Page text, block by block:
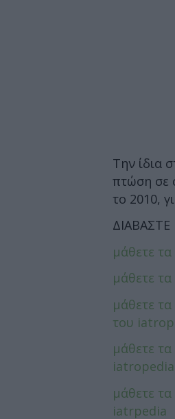
Την ίδια
πτώση σε
το 2010,
ΔΙΑΒΑΣΤΕ
μάθετε
μάθετε
μάθετε
του
μάθετε
iatropedia
μάθετε
iatrpedia